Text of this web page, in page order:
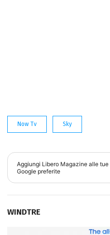
Now Tv Sky
Aggiungi Libero Magazine alle tue
Google preferite
WINDTRE